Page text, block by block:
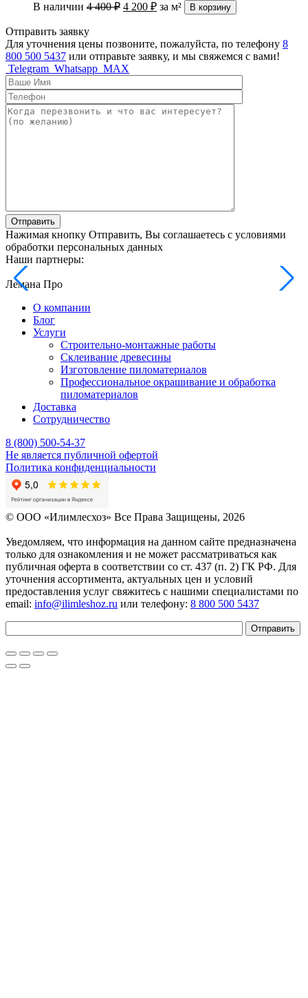
В наличии 4 400₽ 4 200 ₽ за м² В корзину
Отправить заявку
Для уточнения цены позвоните, пожалуйста, по телефону 8
800 500 5437 или отправьте заявку, и мы свяжемся с вами!
Telegram Whatsapp MAX
Отправить
Нажимая кнопку Отправить, Вы соглашаетесь с условиями
обработки персональных данных
Наши партнеры:
Лемана Про
О компании
Блог
Услуги
Строительно-монтажные работы
Склеивание древесины
Изготовление пиломатериалов
Профессиональное окрашивание и обработка
пиломатериалов
Доставка
Сотрудничество
8 (800) 500-54-37
Не является публичной офертой
Политика конфиденциальности
© OOO «Илимлесхоз» Все Права Защищены, 2026
Уведомляем, что информация на данном сайте предназначена
только для ознакомления и не может рассматриваться как
публичная оферта в соответствии со ст. 437 (п. 2) ГК РФ. Для
уточнения ассортимента, актуальных цен и условий
предоставления услуг свяжитесь с нашими специалистами по
email: info@ilimleshoz.ru или телефону: 8 800 500 5437